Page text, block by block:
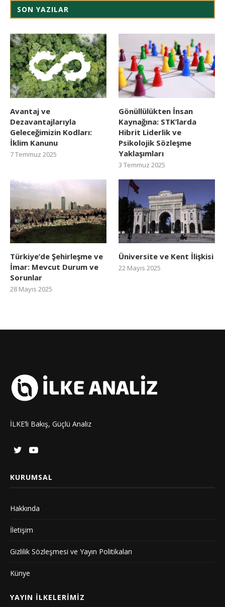
SON YAZILAR
Avantaj ve
Dezavantajlarıyla
Geleceğimizin Kodları:
İklim Kanunu
7 Temmuz 2025
Gönüllülükten İnsan
Kaynağına: STK’larda
Hibrit Liderlik ve
Psikolojik Sözleşme
Yaklaşımları
3 Temmuz 2025
Türkiye’de Şehirleşme ve
İmar: Mevcut Durum ve
Sorunlar
28 Mayıs 2025
Üniversite ve Kent İlişkisi
22 Mayıs 2025
İLKE’li Bakış, Güçlü Analiz
KURUMSAL
Hakkında
İletişim
Gizlilik Sözleşmesi ve Yayın Politikaları
Künye
YAYIN İLKELERIMIZ